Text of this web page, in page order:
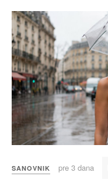
SANOVNIK pre 3 dana